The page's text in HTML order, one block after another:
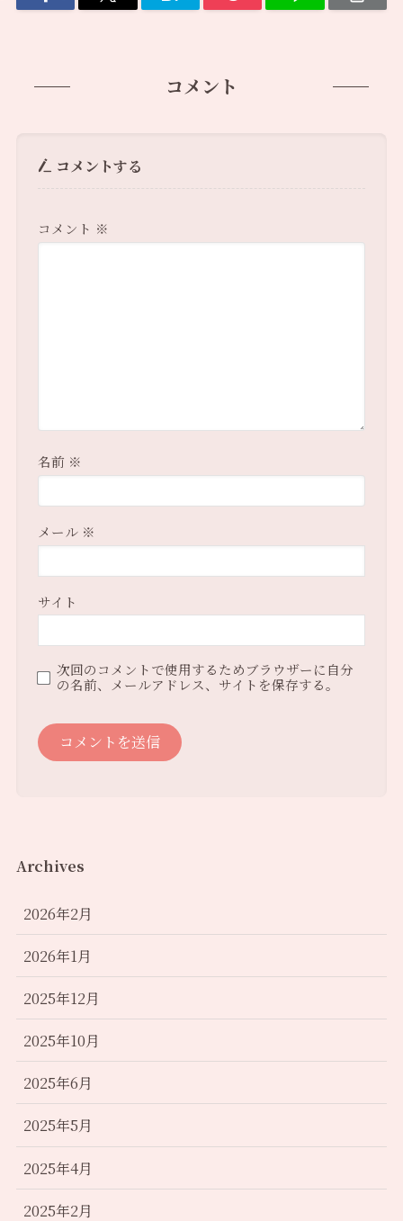
コメント
コメントする
コメント ※
名前 ※
メール ※
サイト
次回のコメントで使用するためブラウザーに自分
の名前、メールアドレス、サイトを保存する。
Archives
2026年2月
2026年1月
2025年12月
2025年10月
2025年6月
2025年5月
2025年4月
2025年2月